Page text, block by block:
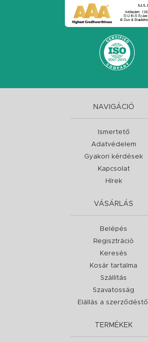
NAVIGÁCIÓ
Ismertető
Adatvédelem
Gyakori kérdések
Kapcsolat
Hírek
VÁSÁRLÁS
Belépés
Regisztráció
Keresés
Kosár tartalma
Szállítás
Szavatosság
Elállás a szerződéstől
TERMÉKEK